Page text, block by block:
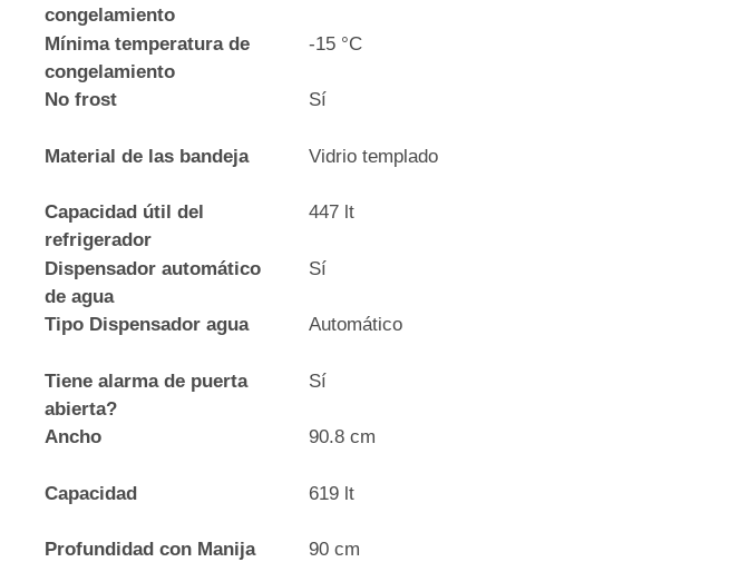
congelamiento
Mínima temperatura de
congelamiento
-15 °C
No frost Sí
Material de las bandeja Vidrio templado
Capacidad útil del
refrigerador
447 lt
Dispensador automático
de agua
Sí
Tipo Dispensador agua Automático
Tiene alarma de puerta
abierta?
Sí
Ancho 90.8 cm
Capacidad 619 lt
Profundidad con Manija 90 cm